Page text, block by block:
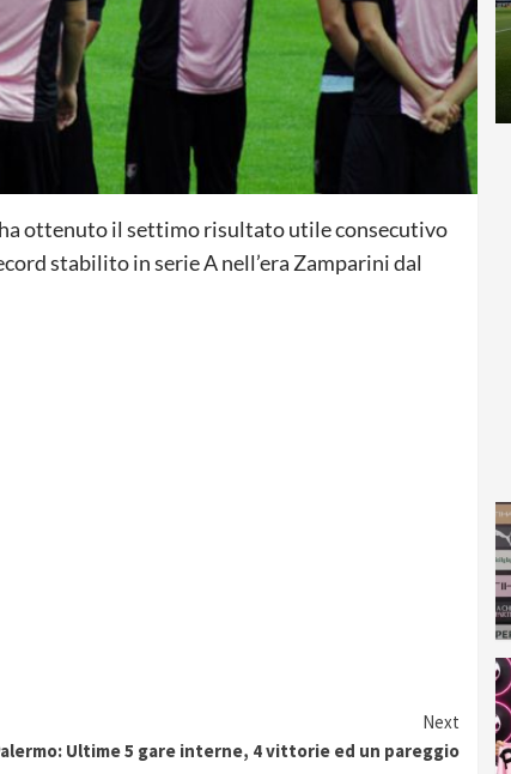
ottenuto il settimo risultato utile consecutivo
stabilito in serie A nell’era Zamparini dal
Next
Ultime 5 gare interne, 4 vittorie ed un pareggio